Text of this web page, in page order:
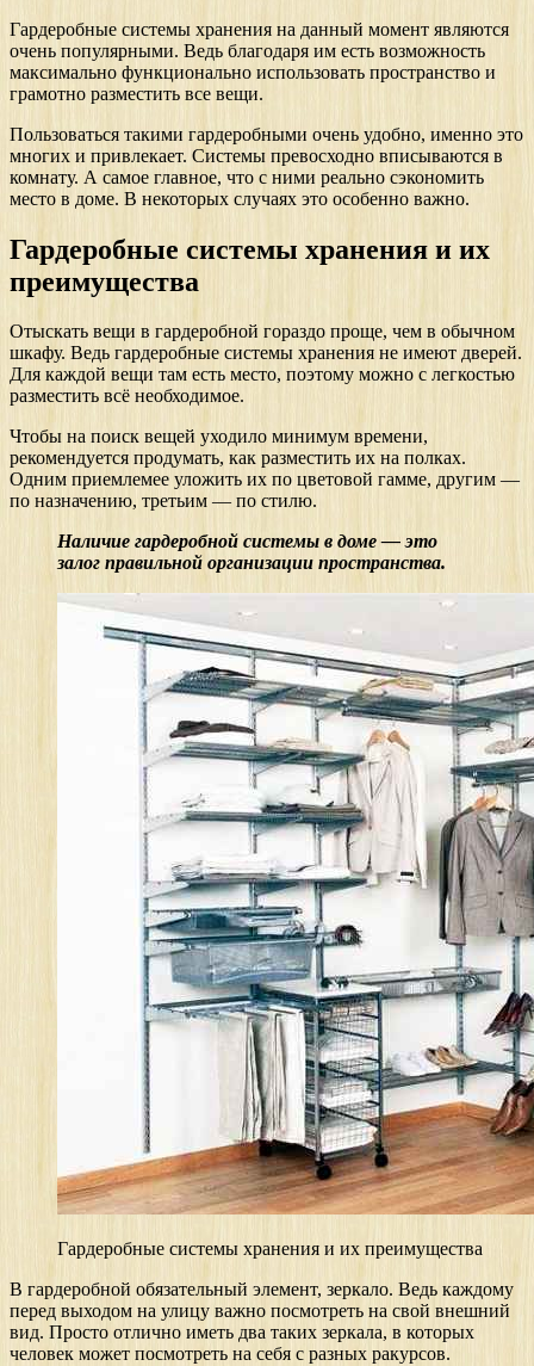
Гардеробные системы хранения на данный момент являются
очень популярными. Ведь благодаря им есть возможность
максимально функционально использовать пространство и
грамотно разместить все вещи.
Пользоваться такими гардеробными очень удобно, именно это
многих и привлекает. Системы превосходно вписываются в
комнату. А самое главное, что с ними реально сэкономить
место в доме. В некоторых случаях это особенно важно.
Гардеробные системы хранения и их
преимущества
Отыскать вещи в гардеробной гораздо проще, чем в обычном
шкафу. Ведь гардеробные системы хранения не имеют дверей.
Для каждой вещи там есть место, поэтому можно с легкостью
разместить всё необходимое.
Чтобы на поиск вещей уходило минимум времени,
рекомендуется продумать, как разместить их на полках.
Одним приемлемее уложить их по цветовой гамме, другим —
по назначению, третьим — по стилю.
Наличие гардеробной системы в доме — это
залог правильной организации пространства.
Гардеробные системы хранения и их преимущества
В гардеробной обязательный элемент, зеркало. Ведь каждому
перед выходом на улицу важно посмотреть на свой внешний
вид. Просто отлично иметь два таких зеркала, в которых
человек может посмотреть на себя с разных ракурсов.